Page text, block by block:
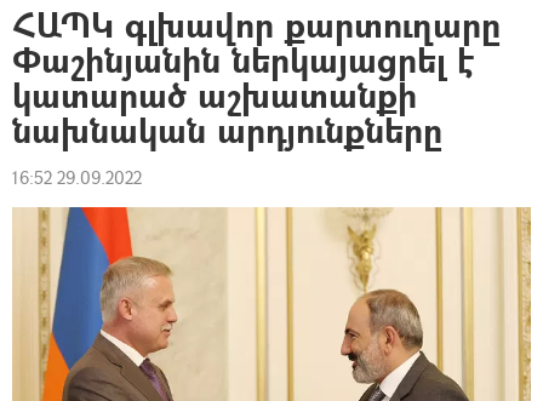
ՀԱՊԿ գլխավոր քարտուղարը
Փաշինյանին ներկայացրել է
կատարած աշխատանքի
նախնական արդյունքները
16:52 29.09.2022